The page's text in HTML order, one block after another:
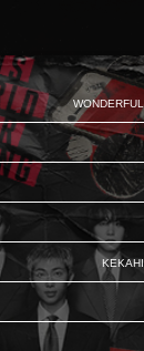
Wonderful